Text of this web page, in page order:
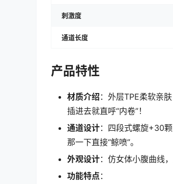
刺激度
通道长度
产品特性
材质介绍 ：外层TPE柔软亲
插进去就直呼“内卷”！
通道设计：四段式螺旋+30
那一下直接“鲸喷”。
外观设计：仿女体小腹曲线
功能特点 ：